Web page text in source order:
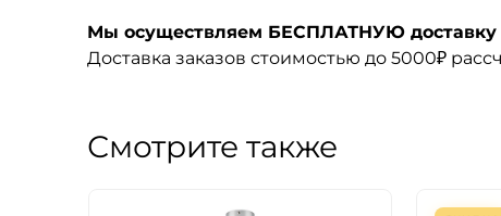
Мы осуществляем БЕСПЛАТНУЮ доставку
Доставка заказов стоимостью до 5000₽
Смотрите также